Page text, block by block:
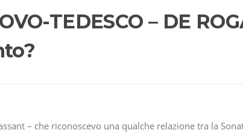
TEDESCO – DE
– che riconoscevo una qualche relazione tra la